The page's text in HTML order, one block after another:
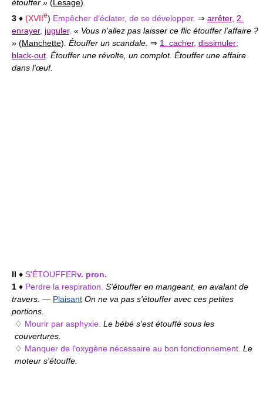
étouffer » (Lesage)
3 ♦ (XVIIe) Empêcher d'éclater, de se développer. ⇒ arrêter, 2.
enrayer, juguler. « Vous n'allez pas laisser ce flic étouffer l'affaire ?
» (Manchette) . Étouffer un scandale. ⇒ 1. cacher, dissimuler;
black-out Étouffer une révolte, un complot. Étouffer une affaire
dans l'œuf.
II ♦ S'ÉTOUFFERv. pron.
1 ♦ Perdre la respiration. S'étouffer en mangeant, en avalant de
travers. — Plaisant On ne va pas s'étouffer avec ces petites
portions.
♢ Mourir par asphyxie. Le bébé s'est étouffé sous les
couvertures.
♢ Manquer de l'oxygène nécessaire au bon fonctionnement. Le
moteur s'étouffe.